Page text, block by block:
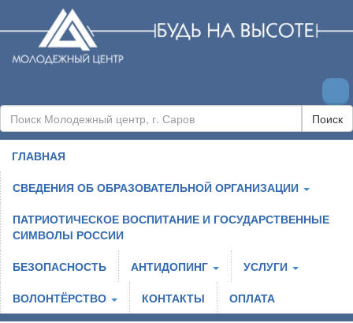
Поиск
ГЛАВНАЯ
СВЕДЕНИЯ ОБ ОБРАЗОВАТЕЛЬНОЙ ОРГАНИЗАЦИИ
ПАТРИОТИЧЕСКОЕ ВОСПИТАНИЕ И ГОСУДАРСТВЕННЫЕ
СИМВОЛЫ РОССИИ
БЕЗОПАСНОСТЬ
АНТИДОПИНГ
УСЛУГИ
ВОЛОНТЁРСТВО
КОНТАКТЫ ОПЛАТА